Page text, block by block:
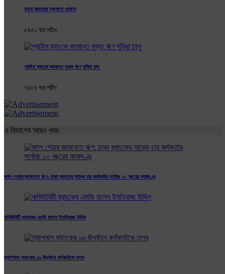
যমুনা ব্যাংকের লভ্যাংশ ঘোষণা
৮৪৫১ বার পঠিত
প্রাইম ব্যাংকে জামানত মুক্ত ঋণ সুবিধা চালু
৭৪৮৪ বার পঠিত
এ বিভাগের আরও খবর
জাল শেয়ার জামানতে ঋণ: ঢাকা ব্যাংকের সাবেক চার কর্মকর্তার সর্বোচ্চ ১০ বছরের কারাদণ্ড
কমিউনিটি ব্যাংকের এমডি হলেন ইমতিয়াজ উদ্দিন
ন্যাশনাল ব্যাংকের ১৬ ঊর্ধ্বতন কর্মকর্তাকে তলব